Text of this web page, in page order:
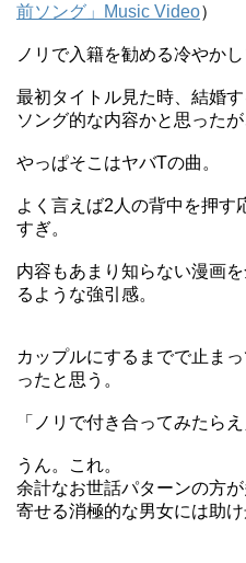
前ソング」Music Video）
ノリで入籍を勧める冷やかし
最初タイトル見た時、結婚
ソング的な内容かと思ったが
やっぱそこはヤバTの曲。
よく言えば2人の背中を押す
すぎ。
内容もあまり知らない漫画
るような強引感。
カップルにするまでで止ま
ったと思う。
「ノリで付き合ってみたらえ
うん。これ。
余計なお世話パターンの方
寄せる消極的な男女には助